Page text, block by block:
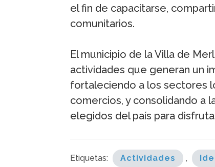
el fin de capacitarse,
comunitarios.
El municipio de la Villa de
actividades que generan un
fortaleciendo a los sectores
comercios, y consolidando a
elegidos del país para
Etiquetas: Actividades ,